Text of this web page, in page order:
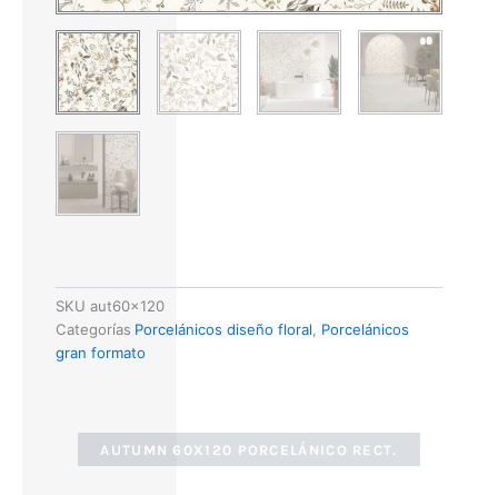
SKU aut60x120
Categorías Porcelánicos diseño floral
Porcelánicos
gran formato
AUTUMN 60X120 PORCELÁNICO RECT.